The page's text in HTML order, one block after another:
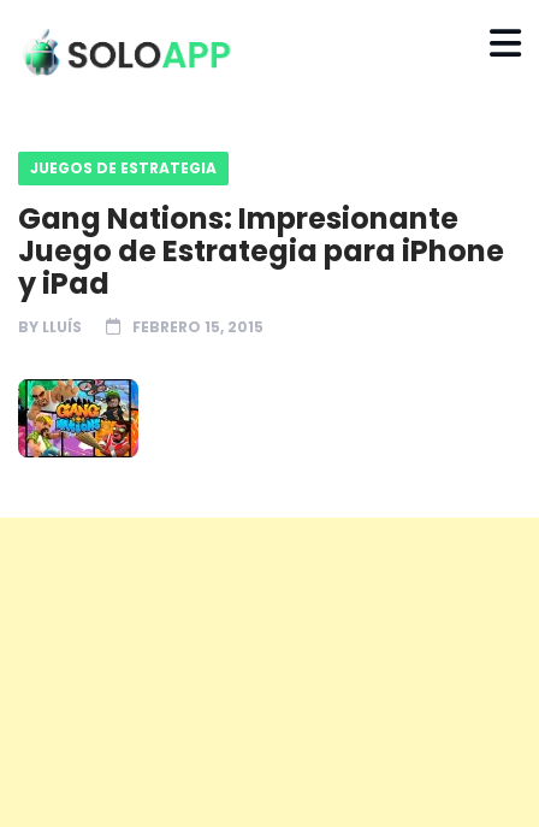
JUEGOS DE ESTRATEGIA
Gang Nations: Impresionante
Juego de Estrategia para iPhone
y iPad
BY LLUÍS FEBRERO 15, 2015